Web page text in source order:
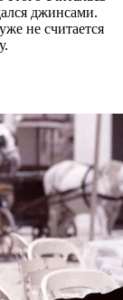
джинсами.
не считается